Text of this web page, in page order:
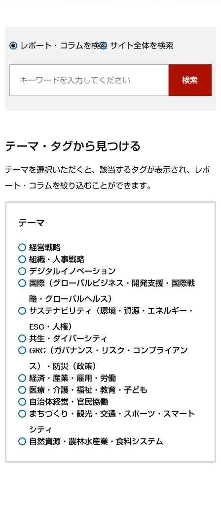
レポート・コラムを検索 サイト全体を検索
検索
テーマ・タグから見つける
テーマを選択いただくと、該当するタグが表示され、レポ
ート・コラムを絞り込むことができます。
テーマ
経営戦略
組織・人事戦略
デジタルイノベーション
国際（グローバルビジネス・開発支援・国際戦
略・グローバルヘルス）
サステナビリティ（環境・資源・エネルギー・
ESG・人権）
共生・ダイバーシティ
GRC（ガバナンス・リスク・コンプライアン
ス）・防災（政策）
経済・産業・雇用・労働
医療・介護・福祉・教育・子ども
自治体経営・官民協働
まちづくり・観光・交通・スポーツ・スマート
シティ
自然資源・農林水産業・食料システム